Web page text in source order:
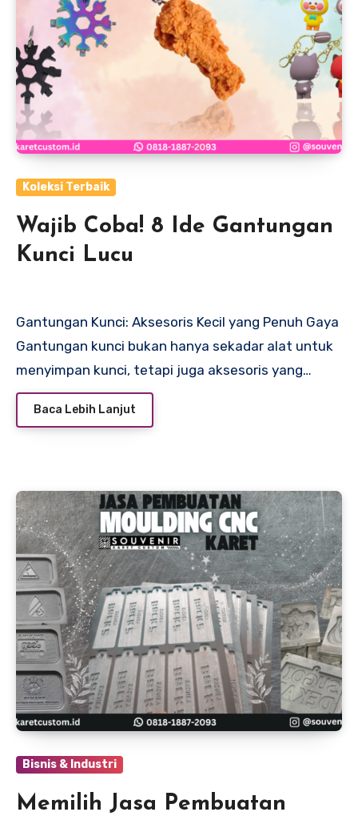
Koleksi Terbaik
Wajib Coba! 8 Ide Gantungan
Kunci Lucu
Gantungan Kunci: Aksesoris Kecil yang Penuh Gaya
Gantungan kunci bukan hanya sekadar alat untuk
menyimpan kunci, tetapi juga aksesoris yang…
Baca Lebih Lanjut
Bisnis & Industri
Memilih Jasa Pembuatan